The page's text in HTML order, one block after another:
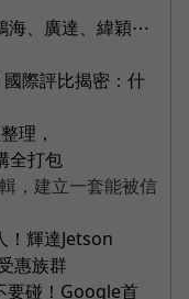
海、廣達、緯穎⋯
際評比揭密：什
理，
全打包
，建立一套能被信
！輝達Jetson
惠族群
要碰！Google首